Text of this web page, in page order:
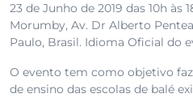
23 de Junho de 2019 das 10h às
Morumby, Av. Dr Alberto
Paulo, Brasil. Idioma Oficial do
O evento tem como objetivo
de ensino das escolas de balé